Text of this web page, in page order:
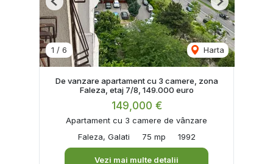
1 / 6 Harta
Previous Next
De vanzare apartament cu 3 camere, zona
Faleza, etaj 7/8, 149.000 euro
149,000 €
Apartament cu 3 camere de vânzare
Faleza, Galati
75 mp 1992
Vezi mai multe detalii